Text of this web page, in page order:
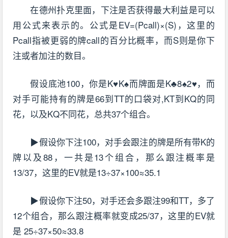
在德州扑克里面，下注是否获得最大利益是可以
用公式来表示的。公式是EV=(Pcall)×(S)，这里的
Pcall指被更弱的牌call的百分比概率，而S则是你下
注或者加注的数目。
假设底池100，你是K♥K♠而牌面是K♣8♠2♥，而
对手可能持有的牌是66到TT的口袋对,KT到KQ的同
花，以及KQ不同花，总共37个组合。
▶假设你下注100，对手会跟注的牌是所有带K的
牌以及88，一共是13个组合，那么跟注概率是
13/37，这里的EV就是13÷37×100≈35.1
▶假设你下注50，对手还会多跟注99和TT，多了
12个组合，那么跟注概率就变成25/37，这里的EV就
是 25÷37×50≈33.8